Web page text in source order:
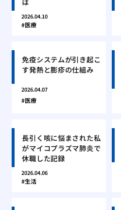
2026.04.10
医療
免疫システムが引き起こ
す発熱と膨疹の仕組み
2026.04.07
医療
長引く咳に悩まされた私
がマイコプラズマ肺炎で
休職した記録
2026.04.06
生活